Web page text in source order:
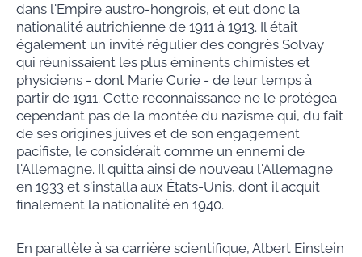
dans l'Empire austro-hongrois, et eut donc la
nationalité autrichienne de 1911 à 1913. Il était
également un invité régulier des congrès Solvay
qui réunissaient les plus éminents chimistes et
physiciens - dont Marie Curie - de leur temps à
partir de 1911. Cette reconnaissance ne le protégea
cependant pas de la montée du nazisme qui, du fait
de ses origines juives et de son engagement
pacifiste, le considérait comme un ennemi de
l'Allemagne. Il quitta ainsi de nouveau l'Allemagne
en 1933 et s'installa aux États-Unis, dont il acquit
finalement la nationalité en 1940.
En parallèle à sa carrière scientifique, Albert Einstein